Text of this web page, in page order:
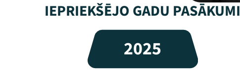
IEPRIEKŠĒJO GADU PASĀKUMI
2025